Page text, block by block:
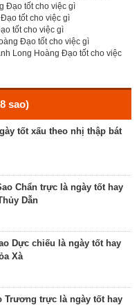
Đạo tốt cho việc gì
tốt cho việc gì
tốt cho việc gì
Đạo tốt cho việc gì
Long Hoàng Đạo tốt cho việc
sao)
hay xấu – Tính chất và ý
tốt xấu theo nhị thập bát
Chẩn trực là ngày tốt hay
Dẫn
Dực chiếu là ngày tốt hay
Xà
Trương trực là ngày tốt hay
chữa bệnh
cầu tài lộc
tạo nhà cửa